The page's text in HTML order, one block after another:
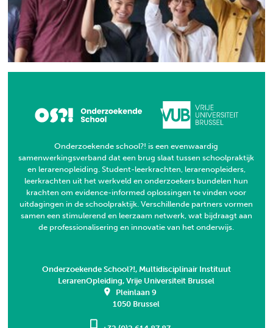
Onderzoekende school?! is een evenwaardig
samenwerkingsverband dat een brug slaat tussen schoolpraktijk
en lerarenopleiding. Student-leerkrachten, lerarenopleiders,
leerkrachten uit het werkveld en onderzoekers bundelen hun
krachten om evidence-informed oplossingen te vinden voor
uitdagingen in de schoolpraktijk. Verschillende partners vormen
samen een stimulerend en leerzaam netwerk, wat bijdraagt aan
de professionalisering en innovatie van het onderwijs.
Onderzoekende School?!, Multidisciplinair Instituut
LerarenOpleiding, Vrije Universiteit Brussel
Pleinlaan 9
1050 Brussel